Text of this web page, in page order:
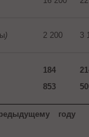
) 2 200 3
184
853
году